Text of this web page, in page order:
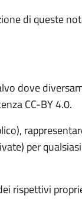
di queste
dove
CC-BY 4.0.
per
rispettivi